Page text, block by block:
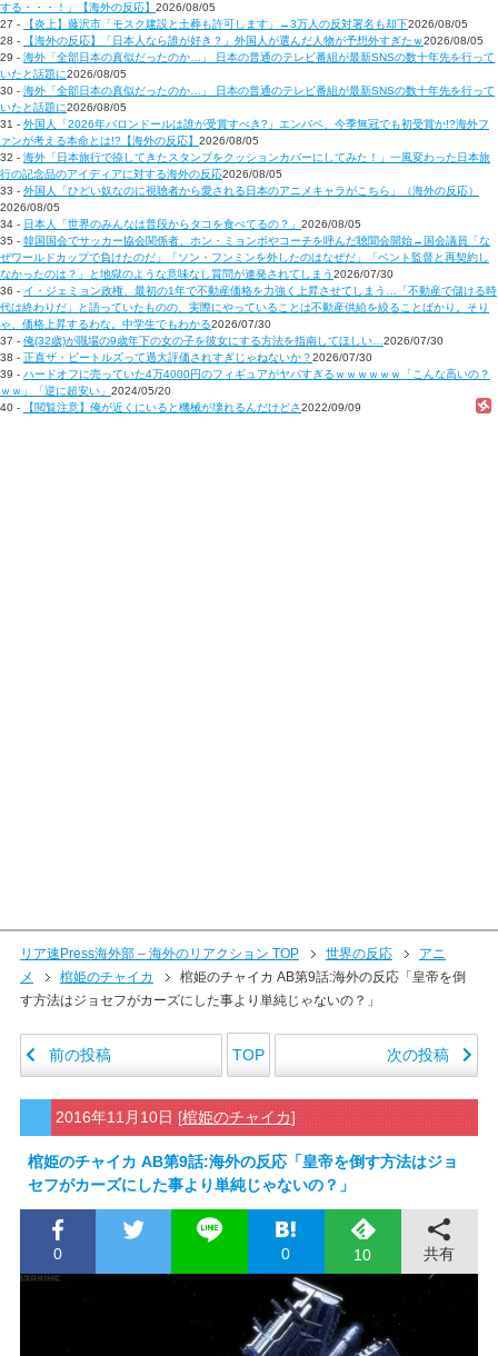
する・・・！」【海外の反応】 2026/08/05
27 -
【炎上】藤沢市「モスク建設と土葬も許可します」→3万人の反対署名も却下2026/08/05
28 -
【海外の反応】「日本人なら誰が好き？」外国人が選んだ人物が予想外すぎたｗ2026/08/05
29 - 海外「全部日本の真似だったのか…」 日本の普通のテレビ番組が最新SNSの数十年先を行って
いたと話題に2026/08/05
30 - 海外「全部日本の真似だったのか…」 日本の普通のテレビ番組が最新SNSの数十年先を行って
いたと話題に2026/08/05
31 - 外国人「2026年バロンドールは誰が受賞すべき?」エンバペ、今季無冠でも初受賞か!?海外フ
ァンが考える本命とは!?【海外の反応】 2026/08/05
32 - 海外「日本旅行で捺してきたスタンプをクッションカバーにしてみた！」一風変わった日本旅
行の記念品のアイディアに対する海外の反応2026/08/05
33 - 外国人「ひどい奴なのに視聴者から愛される日本のアニメキャラがこちら」（海外の反応）
2026/08/05
34 - 日本人「世界のみんなは普段からタコを食べてるの？」 2026/08/05
35 - 韓国国会でサッカー協会関係者、ホン・ミョンボやコーチを呼んだ聴聞会開始→国会議員「な
ぜワールドカップで負けたのだ」「ソン・フンミンを外したのはなぜだ」「ベント監督と再契約し
なかったのは？」と地獄のような意味なし質問が連発されてしまう2026/07/30
36 - イ・ジェミョン政権、最初の1年で不動産価格を力強く上昇させてしまう…「不動産で儲ける時
代は終わりだ」と語っていたものの、実際にやっていることは不動産供給を絞ることばかり。そり
ゃ、価格上昇するわな。中学生でもわかる2026/07/30
37 - 俺(32歳)が職場の9歳年下の女の子を彼女にする方法を指南してほしい…2026/07/30
38 - 正直ザ・ビートルズって過大評価されすぎじゃねないか？2026/07/30
39 - ハードオフに売っていた4万4000円のフィギュアがヤバすぎるｗｗｗｗｗｗ「こんな高いの？
ｗｗ」「逆に超安い」 2024/05/20
40 -
【閲覧注意】俺が近くにいると機械が壊れるんだけどさ2022/09/09
リア速Press海外部 – 海外のリアクション TOP 世界の反応
アニ
メ
棺姫のチャイカ
棺姫のチャイカ AB第9話:海外の反応「皇帝を倒
す方法はジョセフがカーズにした事より単純じゃないの？」
前の投稿 TOP 次の投稿
2016年11月10日 [棺姫のチャイカ]
棺姫のチャイカ AB第9話:海外の反応「皇帝を倒す方法はジョ
セフがカーズにした事より単純じゃないの？」
0 0 10 共有